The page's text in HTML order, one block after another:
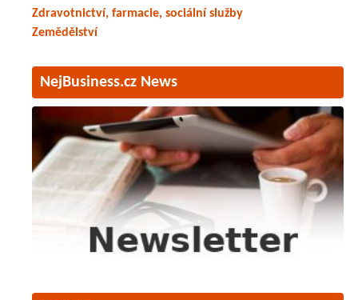
Zdravotnictví, farmacie, sociální služby
Zemědělství
NejBusiness.cz News